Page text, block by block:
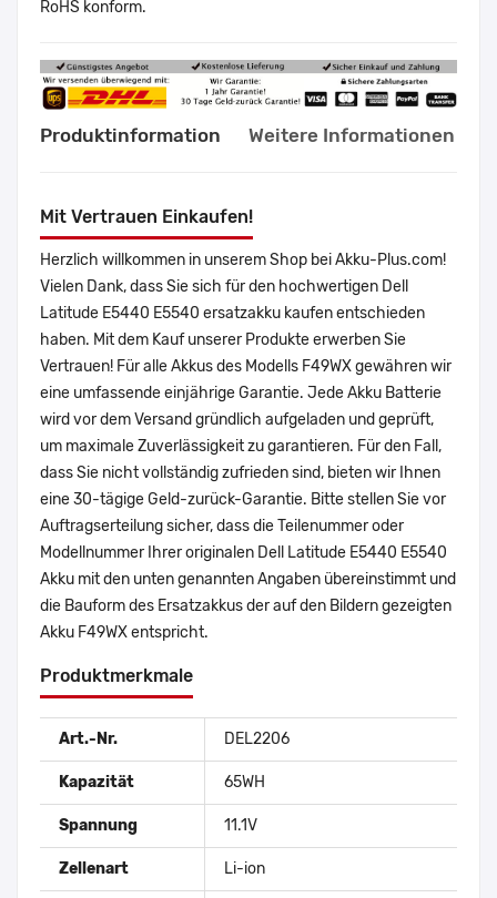
RoHS konform.
Produktinformation Weitere Informationen
Mit Vertrauen Einkaufen!
Herzlich willkommen in unserem Shop bei Akku-Plus.com!
Vielen Dank, dass Sie sich für den hochwertigen Dell
Latitude E5440 E5540 ersatzakku kaufen entschieden
haben. Mit dem Kauf unserer Produkte erwerben Sie
Vertrauen! Für alle Akkus des Modells F49WX gewähren wir
eine umfassende einjährige Garantie. Jede Akku Batterie
wird vor dem Versand gründlich aufgeladen und geprüft,
um maximale Zuverlässigkeit zu garantieren. Für den Fall,
dass Sie nicht vollständig zufrieden sind, bieten wir Ihnen
eine 30-tägige Geld-zurück-Garantie. Bitte stellen Sie vor
Auftragserteilung sicher, dass die Teilenummer oder
Modellnummer Ihrer originalen Dell Latitude E5440 E5540
Akku mit den unten genannten Angaben übereinstimmt und
die Bauform des Ersatzakkus der auf den Bildern gezeigten
Akku F49WX entspricht.
Produktmerkmale
Art.-Nr. DEL2206
Kapazität 65WH
Spannung 11.1V
Zellenart Li-ion